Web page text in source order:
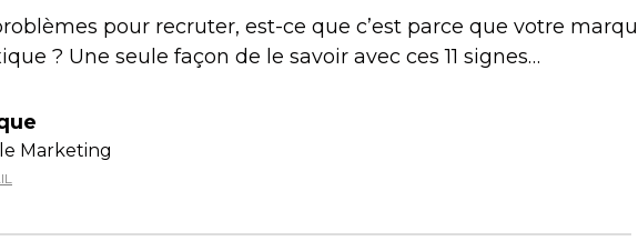
pour recruter, est-ce que c’est parce que votre
? Une seule façon de le savoir avec ces 11 signes…
Marketing